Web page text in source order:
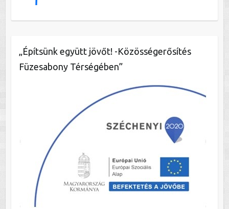
„Építsünk együtt jövőt! -Közösségerősítés
Füzesabony Térségében”